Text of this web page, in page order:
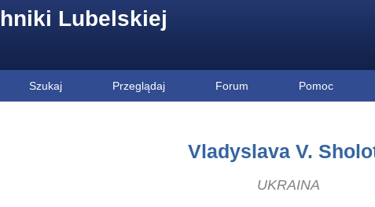
Lubelskiej
Szukaj Przeglądaj Forum Pomoc
Vladyslava V.
UKRAINA